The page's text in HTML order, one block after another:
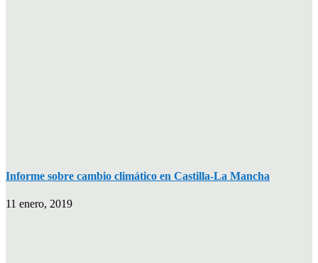
Informe sobre cambio climático en Castilla-La Mancha
11 enero, 2019